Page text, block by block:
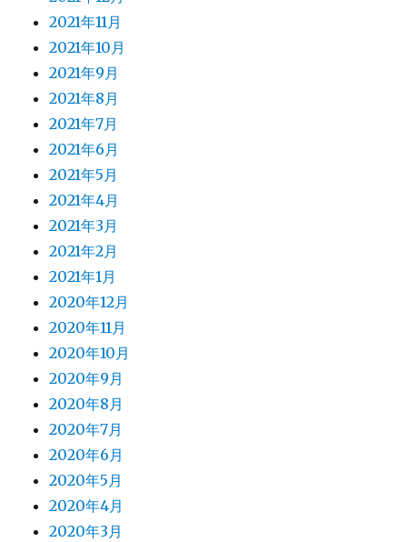
2021年11月
2021年10月
2021年9月
2021年8月
2021年7月
2021年6月
2021年5月
2021年4月
2021年3月
2021年2月
2021年1月
2020年12月
2020年11月
2020年10月
2020年9月
2020年8月
2020年7月
2020年6月
2020年5月
2020年4月
2020年3月